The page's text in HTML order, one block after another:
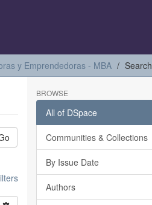
y Emprendedoras - MBA Search
BROWSE
All of DSpace
Communities & Collections
By Issue Date
Authors